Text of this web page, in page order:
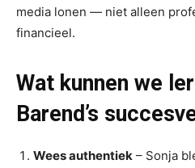
media lonen — niet alleen
financieel.
Wat kunnen we
Barend’s
Wees authentiek – Sonja